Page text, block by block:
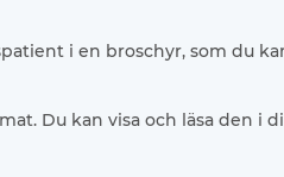
i en broschyr, som du
Du kan visa och läsa den i